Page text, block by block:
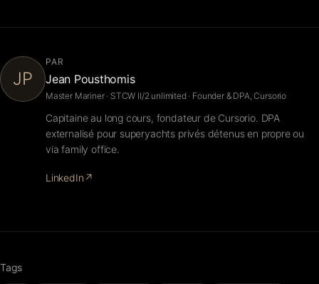
JP
PAR
Jean Pousthomis
Master Mariner · STCW II/2 unlimited · Founder & DPA, Cursorio
Capitaine au long cours, fondateur de Cursorio. DPA
externalisé pour superyachts privés détenus en propre ou
via family office.
LinkedIn ↗
Tags